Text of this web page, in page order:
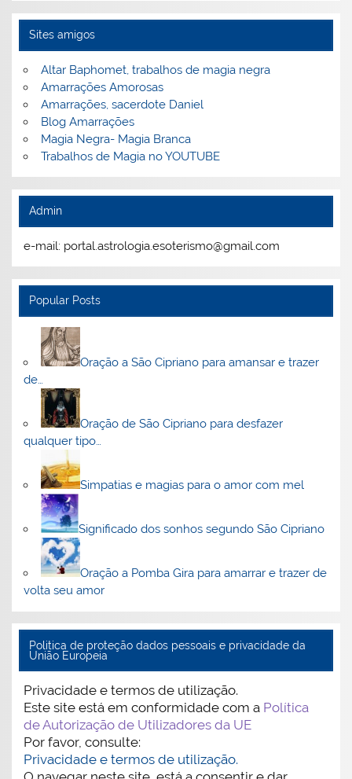
Sites amigos
Altar Baphomet, trabalhos de magia negra
Amarrações Amorosas
Amarrações, sacerdote Daniel
Blog Amarrações
Magia Negra- Magia Branca
Trabalhos de Magia no YOUTUBE
Admin
e-mail: portal.astrologia.esoterismo@gmail.com
Popular Posts
Oração a São Cipriano para amansar e trazer
de…
Oração de São Cipriano para desfazer
qualquer tipo…
Simpatias e magias para o amor com mel
Significado dos sonhos segundo São Cipriano
Oração a Pomba Gira para amarrar e trazer de
volta seu amor
Politica de proteção dados pessoais e privacidade da
União Europeia
Privacidade e termos de utilização.
Este site está em conformidade com a Política
de Autorização de Utilizadores da UE
Por favor, consulte:
Privacidade e termos de utilização.